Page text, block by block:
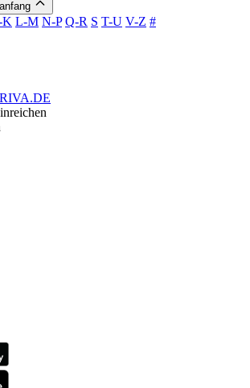
K L-M N-P Q-R S T-U V-Z #